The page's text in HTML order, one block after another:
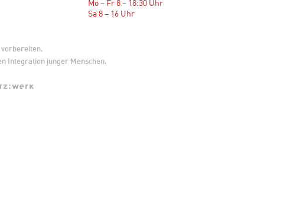
Mo – Fr 8 – 18:30 Uhr
Sa 8 – 16 Uhr
vorbereiten.
Integration junger Menschen.